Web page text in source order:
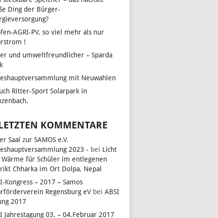
Ding der Bürger-
AGRI-PV, so viel mehr als nur
!
und umweltfreundlicher – Sparda
mit Neuwahlen
Ritter-Sport Solarpark in
KOMMENTARE
Saal zur SAMOS e.V.
2023 - bei Licht
Wärme für Schüler im entlegenen
Chharka im Ort Dolpa, Nepal
Kongress – 2017 – Samos
Regensburg eV beiABSI
2017
Jahrestagung 03. – 04.Februar 2017